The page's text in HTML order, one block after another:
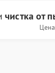
чистка от